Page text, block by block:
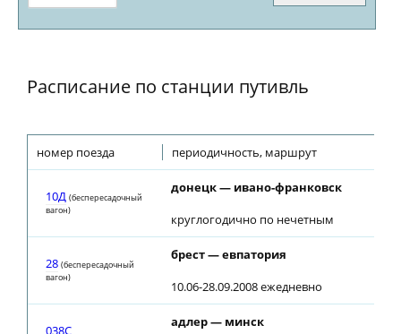
Расписание по станции путивль
номер поезда периодичность, маршрут
10Д (беспересадочный
вагон)
донецк — ивано-франковск
круглогодично по нечетным
28 (беспересадочный
вагон)
брест — евпатория
10.06-28.09.2008 ежедневно
038С
адлер — минск